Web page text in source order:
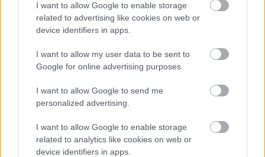
I want to allow Google to enable storage
related to advertising like cookies on web or
device identifiers in apps.
I want to allow my user data to be sent to
Google for online advertising purposes.
I want to allow Google to send me
personalized advertising.
I want to allow Google to enable storage
related to analytics like cookies on web or
device identifiers in apps.